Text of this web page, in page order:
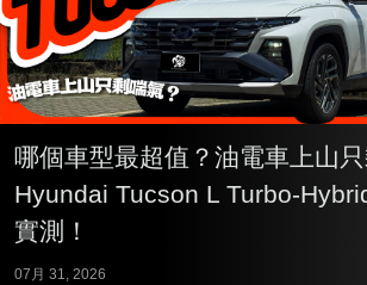
哪個車型最超值？油電車上山只
Hyundai Tucson L Turbo-
實測！
07月 31, 2026